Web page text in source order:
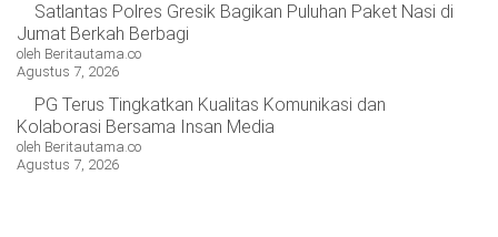
Satlantas Polres Gresik Bagikan Puluhan Paket Nasi di
Jumat Berkah Berbagi
oleh Beritautama.co
Agustus 7, 2026
PG Terus Tingkatkan Kualitas Komunikasi dan
Kolaborasi Bersama Insan Media
oleh Beritautama.co
Agustus 7, 2026